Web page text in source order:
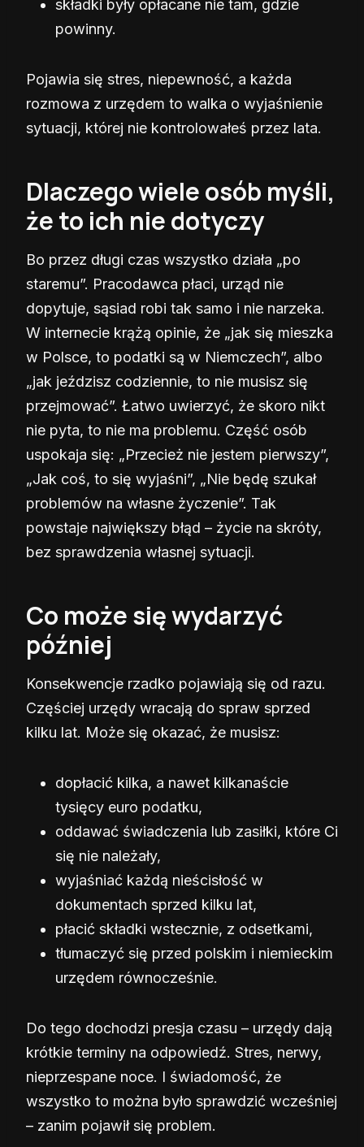
składki były opłacane nie tam, gdzie
powinny.
Pojawia się stres, niepewność, a każda
rozmowa z urzędem to walka o wyjaśnienie
sytuacji, której nie kontrolowałeś przez lata.
Dlaczego wiele osób myśli,
że to ich nie dotyczy
Bo przez długi czas wszystko działa „po
staremu”. Pracodawca płaci, urząd nie
dopytuje, sąsiad robi tak samo i nie narzeka.
W internecie krążą opinie, że „jak się mieszka
w Polsce, to podatki są w Niemczech”, albo
„jak jeździsz codziennie, to nie musisz się
przejmować”. Łatwo uwierzyć, że skoro nikt
nie pyta, to nie ma problemu. Część osób
uspokaja się: „Przecież nie jestem pierwszy”,
„Jak coś, to się wyjaśni”, „Nie będę szukał
problemów na własne życzenie”. Tak
powstaje największy błąd – życie na skróty,
bez sprawdzenia własnej sytuacji.
Co może się wydarzyć
później
Konsekwencje rzadko pojawiają się od razu.
Częściej urzędy wracają do spraw sprzed
kilku lat. Może się okazać, że musisz:
dopłacić kilka, a nawet kilkanaście
tysięcy euro podatku,
oddawać świadczenia lub zasiłki, które Ci
się nie należały,
wyjaśniać każdą nieścisłość w
dokumentach sprzed kilku lat,
płacić składki wstecznie, z odsetkami,
tłumaczyć się przed polskim i niemieckim
urzędem równocześnie.
Do tego dochodzi presja czasu – urzędy dają
krótkie terminy na odpowiedź. Stres, nerwy,
nieprzespane noce. I świadomość, że
wszystko to można było sprawdzić wcześniej
– zanim pojawił się problem.